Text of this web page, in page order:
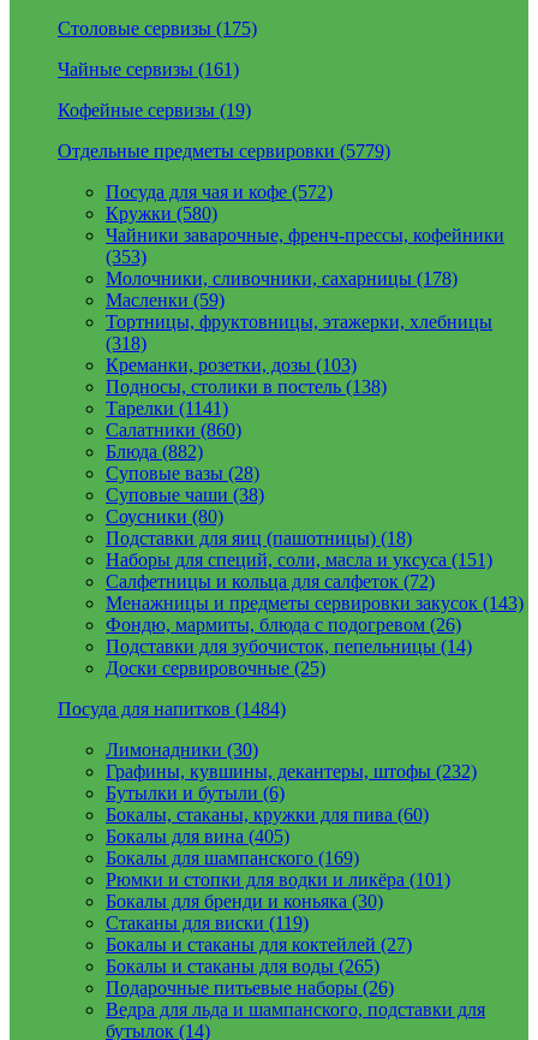
Столовые сервизы (175)
Чайные сервизы (161)
Кофейные сервизы (19)
Отдельные предметы сервировки (5779)
Посуда для чая и кофе (572)
Кружки (580)
Чайники заварочные, френч-прессы, кофейники
(353)
Молочники, сливочники, сахарницы (178)
Масленки (59)
Тортницы, фруктовницы, этажерки, хлебницы
(318)
Креманки, розетки, дозы (103)
Подносы, столики в постель (138)
Тарелки (1141)
Салатники (860)
Блюда (882)
Суповые вазы (28)
Суповые чаши (38)
Соусники (80)
Подставки для яиц (пашотницы) (18)
Наборы для специй, соли, масла и уксуса (151)
Салфетницы и кольца для салфеток (72)
Менажницы и предметы сервировки закусок (143)
Фондю, мармиты, блюда с подогревом (26)
Подставки для зубочисток, пепельницы (14)
Доски сервировочные (25)
Посуда для напитков (1484)
Лимонадники (30)
Графины, кувшины, декантеры, штофы (232)
Бутылки и бутыли (6)
Бокалы, стаканы, кружки для пива (60)
Бокалы для вина (405)
Бокалы для шампанского (169)
Рюмки и стопки для водки и ликёра (101)
Бокалы для бренди и коньяка (30)
Стаканы для виски (119)
Бокалы и стаканы для коктейлей (27)
Бокалы и стаканы для воды (265)
Подарочные питьевые наборы (26)
Ведра для льда и шампанского, подставки для
бутылок (14)